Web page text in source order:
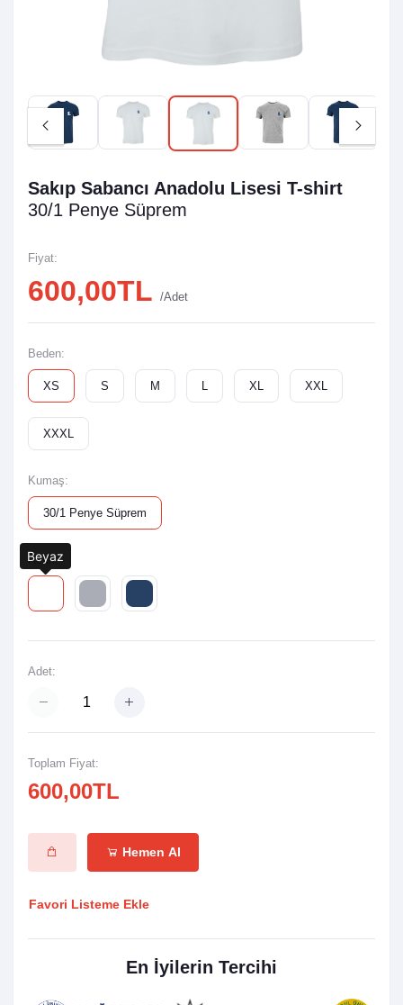
Sakıp Sabancı Anadolu Lisesi T-shirt
30/1 Penye Süprem
Fiyat:
600,00TL /Adet
Beden:
XS S M L XL XXL
XXXL
Kumaş:
30/1 Penye Süprem
Renk:
Adet:
Toplam Fiyat:
600,00TL
Hemen Al
Favori Listeme Ekle
En İyilerin Tercihi
Beyaz